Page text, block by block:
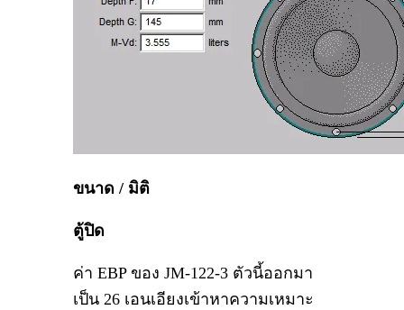
ขนาด / มิติ
ตู้ปิด
ค่า EBP ของ JM-122-3 ตัวนี้ออกมา
เป็น 26 เอนเอียงเข้าหาความเหมาะ